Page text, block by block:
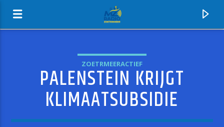
MZ-RADIO
ZOETRMEERACTIEF
PALENSTEIN KRIJGT
KLIMAATSUBSIDIE